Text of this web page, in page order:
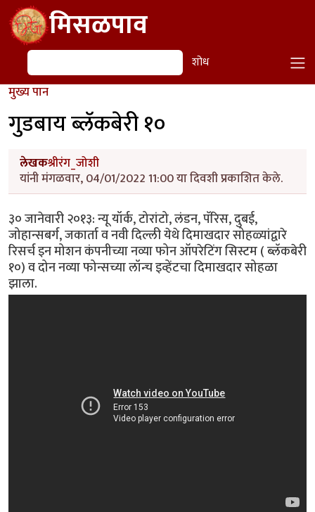
Skip to main contentमिसळपाव
शोध शोध
मुख्य पान
गुडबाय ब्लॅकबेरी १०
लेखकश्रीरंग_जोशी
यांनी मंगळवार, 04/01/2022 11:00 या दिवशी प्रकाशित केले.
३० जानेवारी २०१३: न्यू यॉर्क, टोरांटो, लंडन, पॅरिस, दुबई,
जोहान्सबर्ग, जकार्ता व नवी दिल्ली येथे दिमाखदार सोहळ्यांद्वारे
रिसर्च इन मोशन कंपनीच्या नव्या फोन ऑपरेटिंग सिस्टम ( ब्लॅकबेरी
१०) व दोन नव्या फोन्सच्या लॉन्च इव्हेंटचा दिमाखदार सोहळा
झाला.